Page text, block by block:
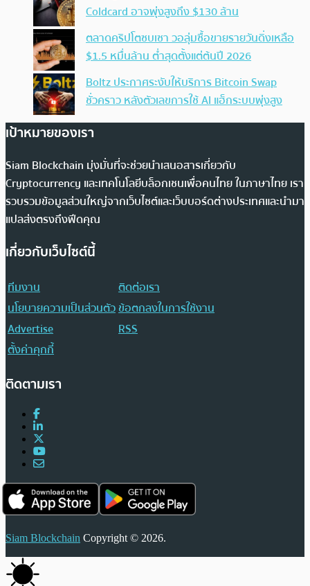
Coldcard อาจพุ่งสูงถึง $130 ล้าน
ตลาดคริปโตซบเซา วอลุ่มซื้อขายรายวันดิ่งเหลือ
$1.5 หมื่นล้าน ต่ำสุดตั้งแต่ต้นปี 2026
Boltz ประกาศระงับให้บริการ Bitcoin Swap
ชั่วคราว หลังตัวเลขการใช้ AI แฮ็กระบบพุ่งสูง
เป้าหมายของเรา
Siam Blockchain มุ่งมั่นที่จะช่วยนำเสนอสารเกี่ยวกับ
Cryptocurrency และเทคโนโลยีบล็อกเชนเพื่อคนไทย ในภาษาไทย เรา
รวบรวมข้อมูลส่วนใหญ่จากเว็บไซต์และเว็บบอร์ดต่างประเทศและนำมา
แปลส่งตรงถึงฟีดคุณ
เกี่ยวกับเว็บไซต์นี้
ทีมงาน
ติดต่อเรา
นโยบายความเป็นส่วนตัวข้อตกลงในการใช้งาน
Advertise
RSS
ตั้งค่าคุกกี้
ติดตามเรา
Siam Blockchain Copyright © 2026.